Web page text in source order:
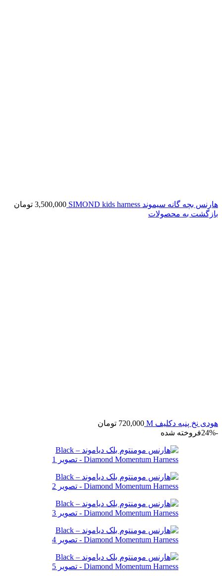
هارنس بچه گانه سیموند SIMOND kids harness 3,500,000 تومان
بازگشت به محصولات
هودی نخ پنبه دکلیف M 720,000 تومان
-24%
فروخته شده